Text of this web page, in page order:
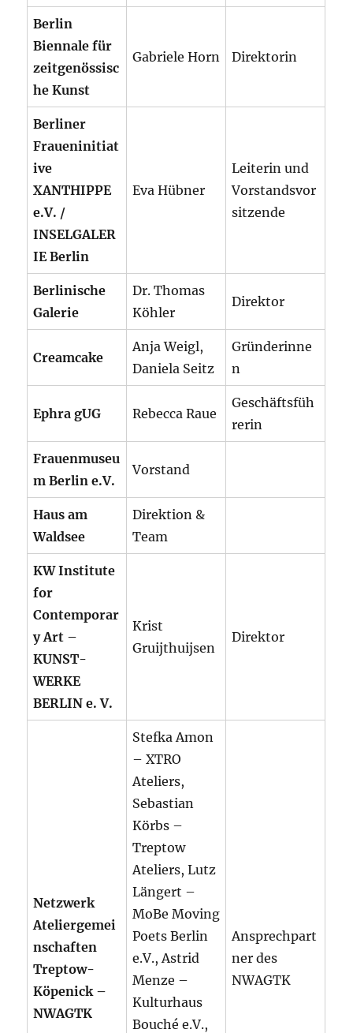
Berlin
Biennale für
zeitgenössisc
he Kunst
Gabriele Horn Direktorin
Berliner
Fraueninitiat
ive
XANTHIPPE
e.V. /
INSELGALER
IE Berlin
Eva Hübner
Leiterin und
Vorstandsvor
sitzende
Berlinische
Galerie
Dr. Thomas
Köhler
Direktor
Creamcake
Anja Weigl,
Daniela Seitz
Gründerinne
n
Ephra gUG Rebecca Raue
Geschäftsfüh
rerin
Frauenmuseu
m Berlin e.V.
Vorstand
Haus am
Waldsee
Direktion &
Team
KW Institute
for
Contemporar
y Art –
KUNST-
WERKE
BERLIN e. V.
Krist
Gruijthuijsen
Direktor
Netzwerk
Ateliergemei
nschaften
Treptow-
Köpenick –
NWAGTK
Stefka Amon
– XTRO
Ateliers,
Sebastian
Körbs –
Treptow
Ateliers, Lutz
Längert –
MoBe Moving
Poets Berlin
e.V., Astrid
Menze –
Kulturhaus
Bouché e.V.,
Ansprechpart
ner des
NWAGTK